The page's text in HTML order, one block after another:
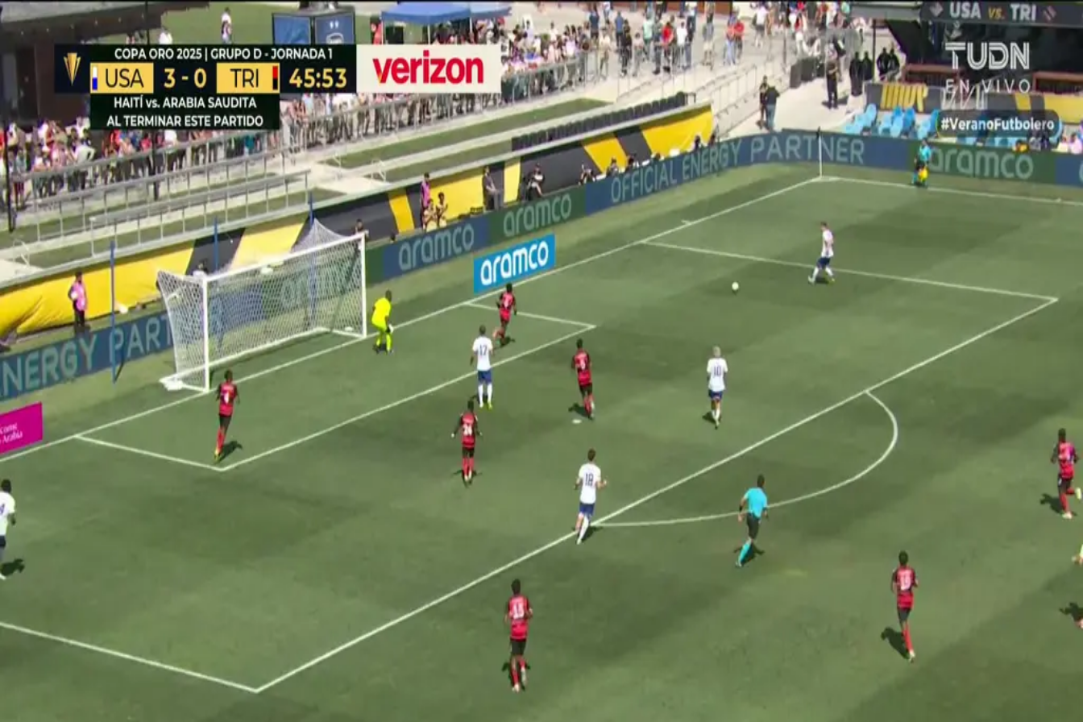
PUBLICIDAD
Copa Oro
¡TIRO ATAJADO! disparo por Max Arfsten.
Tiro atajado junto al lado derecho de la portería. Max Arfsten (Estados Unidos (Selección de futbol)) Disparo con la derecha desde el centro del área. Asistencia de Jack McGlynn.
Por:
TUDN
Publicado el 15 jun 25 - 05:11 PM CST. Actualizado el 15 jun 25 - 05:18 PM CST.
1:10 min
¡TIRO ATAJADO! disparo por Max Arfsten.
Copa Oro
Descarga nuestra App